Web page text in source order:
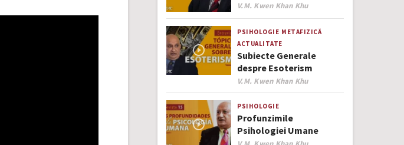
Author
V.M. Kwen Khan Khu
PSIHOLOGIE METAFIZICĂ
ACTUALITATE
Subiecte Generale
despre Esoterism
Author
V.M. Kwen Khan Khu
PSIHOLOGIE
Profunzimile
Psihologiei Umane
Author